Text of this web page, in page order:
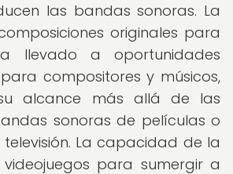
las bandas sonoras. La
originales para
llevado a oportunidades
compositores y músicos,
alcance más allá de las
sonoras de películas o
La capacidad de la
para sumergir a